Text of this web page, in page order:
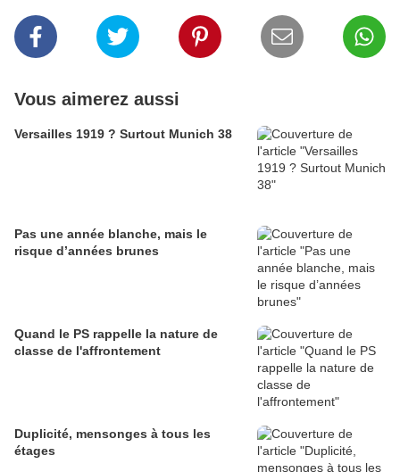
Vous aimerez aussi
Versailles 1919 ? Surtout Munich 38
Pas une année blanche, mais le
risque d’années brunes
Quand le PS rappelle la nature de
classe de l'affrontement
Duplicité, mensonges à tous les
étages